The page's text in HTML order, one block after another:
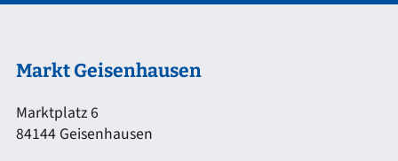
Markt Geisenhausen
Marktplatz 6
84144 Geisenhausen